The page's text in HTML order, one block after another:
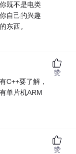
既不是电类
自己的兴趣
东西。
C++要了解，
单片机ARM
赞
赞